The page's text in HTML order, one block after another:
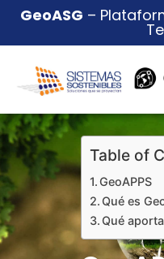
GeoASG –
Table of
GeoAPPS
Qué es
Qué